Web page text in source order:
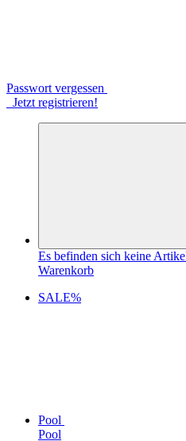
Passwort vergessen
Jetzt registrieren!
Es befinden sich keine
Warenkorb
SALE%
Pool
Pool